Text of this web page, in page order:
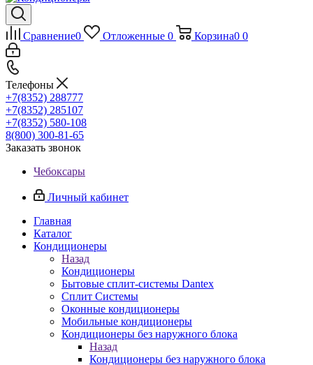
Сравнение0 Отложенные 0 Корзина0 0
Телефоны
+7(8352) 288777
+7(8352) 285107
+7(8352) 580-108
8(800) 300-81-65
Заказать звонок
Чебоксары
Личный кабинет
Главная
Каталог
Кондиционеры
Назад
Кондиционеры
Бытовые сплит-системы Dantex
Сплит Системы
Оконные кондиционеры
Мобильные кондиционеры
Кондиционеры без наружного блока
Назад
Кондиционеры без наружного блока